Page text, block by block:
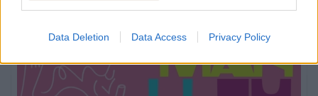
Data Deletion Data Access Privacy Policy